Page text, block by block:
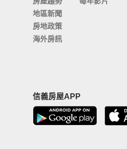
地區新聞
房地政策
海外房訊
信義房屋APP